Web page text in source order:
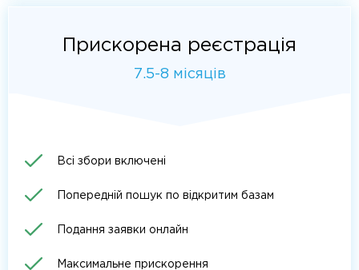
Прискорена реєстрація
7.5-8 місяців
Всі збори включені
Попередній пошук по відкритим базам
Подання заявки онлайн
Максимальне прискорення